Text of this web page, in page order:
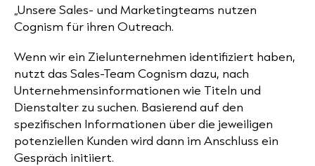
„Unsere Sales- und Marketingteams nutzen
Cognism für ihren Outreach.
Wenn wir ein Zielunternehmen identifiziert haben,
nutzt das Sales-Team Cognism dazu, nach
Unternehmensinformationen wie Titeln und
Dienstalter zu suchen. Basierend auf den
spezifischen Informationen über die jeweiligen
potenziellen Kunden wird dann im Anschluss ein
Gespräch initiiert.